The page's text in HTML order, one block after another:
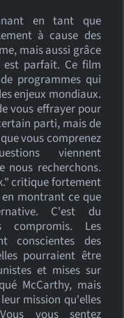
en tant que
à cause des
mais aussi grâce
parfait. Ce film
programmes qui
enjeux mondiaux.
vous effrayer pour
parti, mais de
vous comprenez
viennent
nous recherchons.
critique fortement
montrant ce que
C'est du
compromis. Les
conscientes des
pourraient être
et mises sur
McCarthy, mais
mission qu'elles
vous sentez